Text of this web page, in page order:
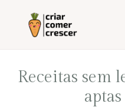
principal
lateralReceitas sem